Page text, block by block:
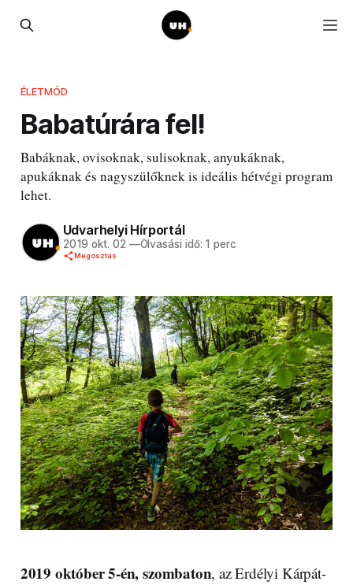
ÉLETMÓD
Babatúrára fel!
Babáknak, ovisoknak, sulisoknak, anyukáknak,
apukáknak és nagyszülőknek is ideális hétvégi program
lehet.
Udvarhelyi Hírportál
2019 okt. 02 —Olvasási idő: 1 perc
Megosztás
2019 október 5-én, szombaton, az Erdélyi Kárpát-